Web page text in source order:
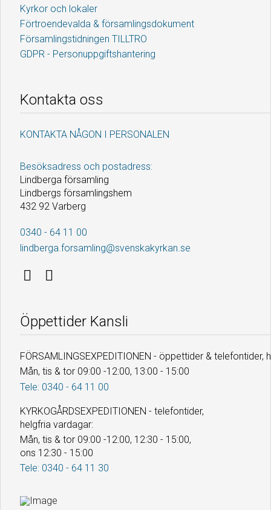
Kyrkor och lokaler
Förtroendevalda & församlingsdokument
Församlingstidningen TILLTRO
GDPR - Personuppgiftshantering
Kontakta oss
KONTAKTA NÅGON I PERSONALEN
Besöksadress och postadress:
Lindberga församling
Lindbergs församlingshem
432 92 Varberg
0340 - 64 11 00
lindberga.forsamling@svenskakyrkan.se
Öppettider Kansli
FÖRSAMLINGSEXPEDITIONEN - öppettider & telefontider,
Mån, tis & tor 09:00 -12:00, 13:00 - 15:00
Tele: 0340 - 64 11 00
KYRKOGÅRDSEXPEDITIONEN - telefontider,
helgfria vardagar:
Mån, tis & tor 09:00 -12:00, 12:30 - 15:00,
ons 12:30 - 15:00
Tele: 0340 - 64 11 30